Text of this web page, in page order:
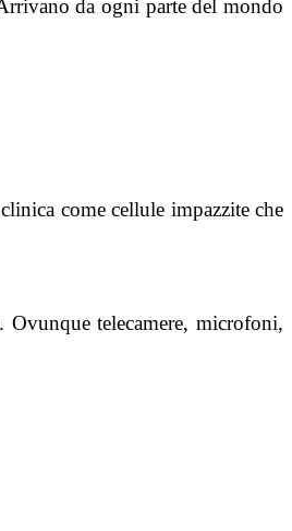
da ogni parte del mondo
come cellule impazzite che
telecamere, microfoni,